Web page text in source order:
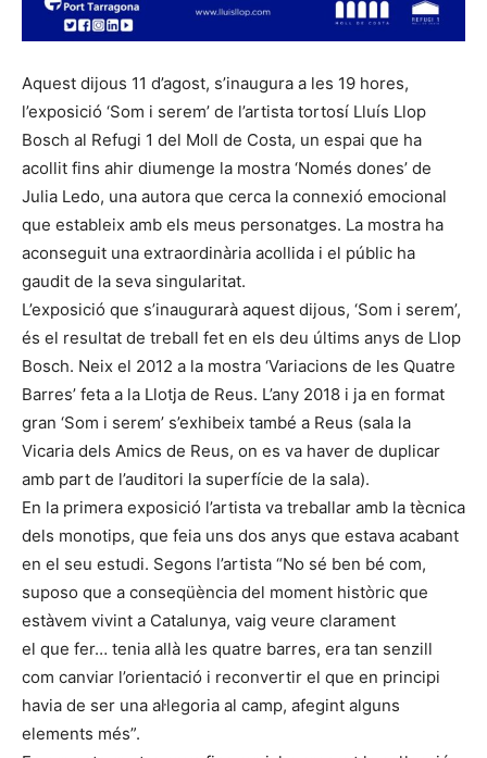
Aquest dijous 11 d’agost, s’inaugura a les 19 hores,
l’exposició ‘Som i serem’ de l’artista tortosí Lluís Llop
Bosch al Refugi 1 del Moll de Costa, un espai que ha
acollit fins ahir diumenge la mostra ‘Només dones’ de
Julia Ledo, una autora que cerca la connexió emocional
que estableix amb els meus personatges. La mostra ha
aconseguit una extraordinària acollida i el públic ha
gaudit de la seva singularitat.
L’exposició que s’inaugurarà aquest dijous, ‘Som i serem’,
és el resultat de treball fet en els deu últims anys de Llop
Bosch. Neix el 2012 a la mostra ‘Variacions de les Quatre
Barres’ feta a la Llotja de Reus. L’any 2018 i ja en format
gran ‘Som i serem’ s’exhibeix també a Reus (sala la
Vicaria dels Amics de Reus, on es va haver de duplicar
amb part de l’auditori la superfície de la sala).
En la primera exposició l’artista va treballar amb la tècnica
dels monotips, que feia uns dos anys que estava acabant
en el seu estudi. Segons l’artista “No sé ben bé com,
suposo que a conseqüència del moment històric que
estàvem vivint a Catalunya, vaig veure clarament
el que fer… tenia allà les quatre barres, era tan senzill
com canviar l’orientació i reconvertir el que en principi
havia de ser una al·legoria al camp, afegint alguns
elements més”.